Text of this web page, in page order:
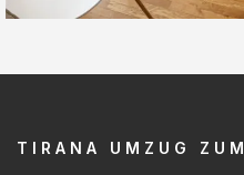
TIRANA UMZUG